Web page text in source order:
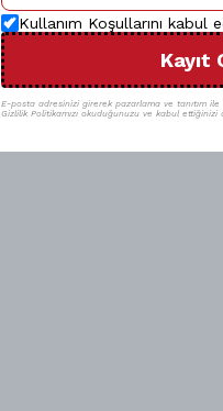
Kullanım Koşullarını kabul
Kayıt
E-posta adresinizi girerek pazarlama ve tanıtım
Gizlilik Politikamızı okuduğunuzu ve kabul ettiğinizi